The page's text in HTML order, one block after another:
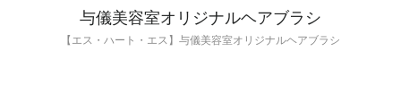
与儀美容室オリジナルヘアブラシ
【エス・ハート・エス】与儀美容室オリジナルヘアブラシ